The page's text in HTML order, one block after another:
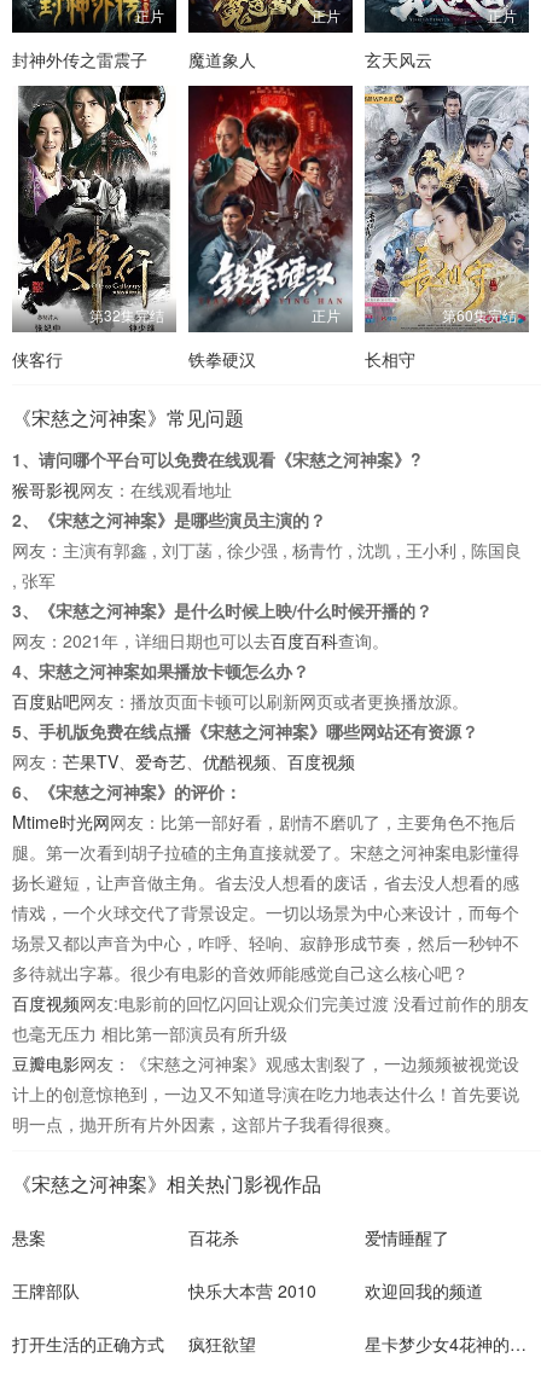
正片
封神外传之雷震子
正片
魔道象人
正片
玄天风云
第32集完结
侠客行
正片
铁拳硬汉
第60集完结
长相守
《宋慈之河神案》常见问题
1、请问哪个平台可以免费在线观看《宋慈之河神案》?
猴哥影视网友：在线观看地址
2、《宋慈之河神案》是哪些演员主演的？
网友：主演有郭鑫 , 刘丁菡 , 徐少强 , 杨青竹 , 沈凯 , 王小利 , 陈国良
, 张军
3、《宋慈之河神案》是什么时候上映/什么时候开播的？
网友：2021年，详细日期也可以去百度百科查询。
4、宋慈之河神案如果播放卡顿怎么办？
百度贴吧网友：播放页面卡顿可以刷新网页或者更换播放源。
5、手机版免费在线点播《宋慈之河神案》哪些网站还有资源？
网友： 芒果TV 爱奇艺 优酷视频
百度视频
6、《宋慈之河神案》的评价：
Mtime时光网网友：比第一部好看，剧情不磨叽了，主要角色不拖后
腿。第一次看到胡子拉碴的主角直接就爱了。宋慈之河神案电影懂得
扬长避短，让声音做主角。省去没人想看的废话，省去没人想看的感
情戏，一个火球交代了背景设定。一切以场景为中心来设计，而每个
场景又都以声音为中心，咋呼、轻响、寂静形成节奏，然后一秒钟不
多待就出字幕。很少有电影的音效师能感觉自己这么核心吧？
百度视频网友:电影前的回忆闪回让观众们完美过渡 没看过前作的朋友
也毫无压力 相比第一部演员有所升级
豆瓣电影网友：《宋慈之河神案》观感太割裂了，一边频频被视觉设
计上的创意惊艳到，一边又不知道导演在吃力地表达什么！首先要说
明一点，抛开所有片外因素，这部片子我看得很爽。
《宋慈之河神案》相关热门影视作品
悬案 百花杀 爱情睡醒了
王牌部队 快乐大本营 2010 欢迎回我的频道
打开生活的正确方式 疯狂欲望 星卡梦少女4花神的试炼